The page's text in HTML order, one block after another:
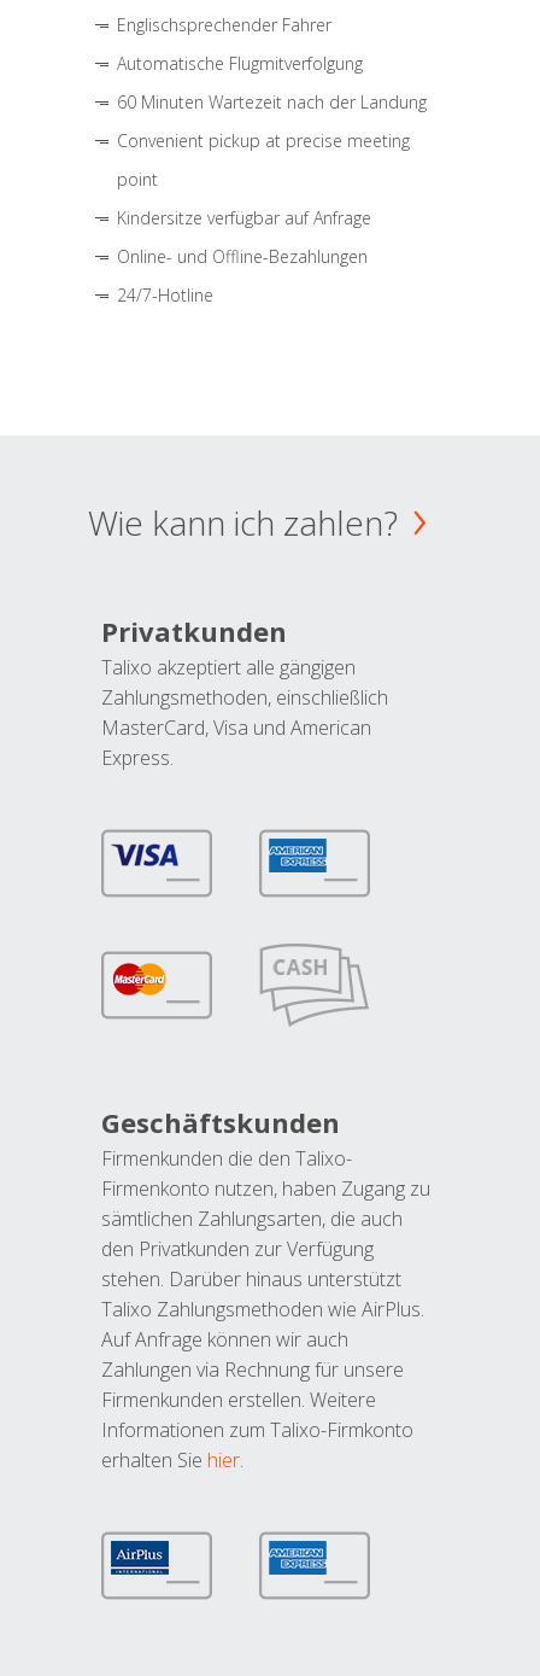
Englischsprechender Fahrer
Automatische Flugmitverfolgung
60 Minuten Wartezeit nach der Landung
Convenient pickup at precise meeting
point
Kindersitze verfügbar auf Anfrage
Online- und Offline-Bezahlungen
24/7-Hotline
Wie kann ich zahlen?
Privatkunden
Talixo akzeptiert alle gängigen
Zahlungsmethoden, einschließlich
MasterCard, Visa und American
Express.
Geschäftskunden
Firmenkunden die den Talixo-
Firmenkonto nutzen, haben Zugang zu
sämtlichen Zahlungsarten, die auch
den Privatkunden zur Verfügung
stehen. Darüber hinaus unterstützt
Talixo Zahlungsmethoden wie AirPlus.
Auf Anfrage können wir auch
Zahlungen via Rechnung für unsere
Firmenkunden erstellen. Weitere
Informationen zum Talixo-Firmkonto
erhalten Sie hier.